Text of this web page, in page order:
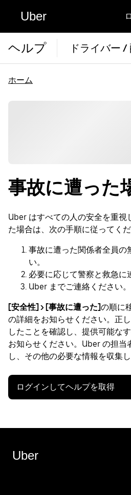
Uber
ヘルプ ドライバー
ホーム
事故に遭った
Uber はすべての人の安全を重視
た場合は、次の手順に従ってくだ
事故に遭った関係者全員の
い。
必要に応じて警察と救急に
Uber までご連絡ください。
[安全性] > [事故に遭った]の順に
の詳細をお知らせください。正
したことを確認し、提供可能な
お知らせください。Uber の担当
し、その他の必要な情報を収集し
ログインしてヘルプを取得
Uber